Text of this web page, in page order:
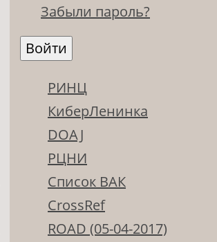
Забыли пароль?
РИНЦ
КиберЛенинка
DOAJ
РЦНИ
Список ВАК
CrossRef
ROAD (05-04-2017)